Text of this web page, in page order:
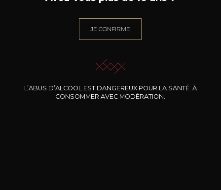
JE CONFIRME
L’ABUS D’ALCOOL EST DANGEREUX POUR LA SANTÉ. À
CONSOMMER AVEC MODÉRATION.